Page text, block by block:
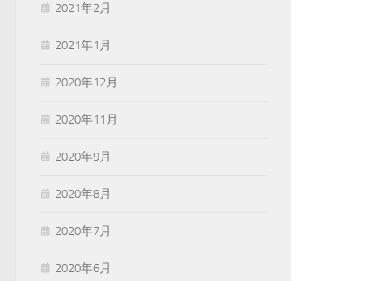
2021年2月
2021年1月
2020年12月
2020年11月
2020年9月
2020年8月
2020年7月
2020年6月